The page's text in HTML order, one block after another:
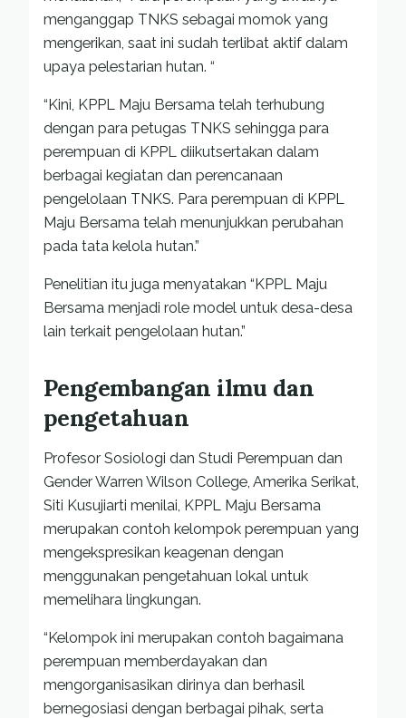
menganggap TNKS sebagai momok yang
mengerikan, saat ini sudah terlibat aktif dalam
upaya pelestarian hutan. “
“Kini, KPPL Maju Bersama telah terhubung
dengan para petugas TNKS sehingga para
perempuan di KPPL diikutsertakan dalam
berbagai kegiatan dan perencanaan
pengelolaan TNKS. Para perempuan di KPPL
Maju Bersama telah menunjukkan perubahan
pada tata kelola hutan.”
Penelitian itu juga menyatakan “KPPL Maju
Bersama menjadi role model untuk desa-desa
lain terkait pengelolaan hutan.”
Pengembangan ilmu dan
pengetahuan
Profesor Sosiologi dan Studi Perempuan dan
Gender Warren Wilson College, Amerika Serikat,
Siti Kusujiarti menilai, KPPL Maju Bersama
merupakan contoh kelompok perempuan yang
mengekspresikan keagenan dengan
menggunakan pengetahuan lokal untuk
memelihara lingkungan.
“Kelompok ini merupakan contoh bagaimana
perempuan memberdayakan dan
mengorganisasikan dirinya dan berhasil
bernegosiasi dengan berbagai pihak, serta